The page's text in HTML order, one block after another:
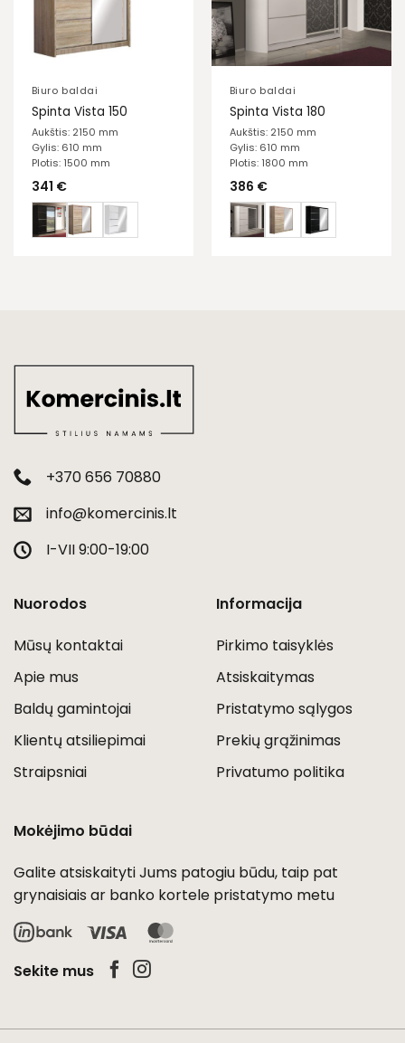
Biuro baldai
Spinta Vista 150
Aukštis: 2150 mm
Gylis: 610 mm
Plotis: 1500 mm
341 €
Biuro baldai
Spinta Vista 180
Aukštis: 2150 mm
Gylis: 610 mm
Plotis: 1800 mm
386 €
+370 656 70880
info@komercinis.lt
I-VII 9:00-19:00
Nuorodos
Mūsų kontaktai
Apie mus
Baldų gamintojai
Klientų atsiliepimai
Straipsniai
Informacija
Pirkimo taisyklės
Atsiskaitymas
Pristatymo sąlygos
Prekių grąžinimas
Privatumo politika
Mokėjimo būdai
Galite atsiskaityti Jums patogiu būdu, taip pat
grynaisiais ar banko kortele pristatymo metu
Visa
Sekite mus